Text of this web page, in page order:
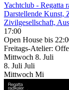
Yachtclub - Regatta
Darstellende Kunst,
Zivilgesellschaft,
17:00
Open House bis
Freitags-Atelier:
Mittwoch 8. Juli
8. Juli Juli
Mittwoch Mi